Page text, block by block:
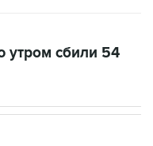
утром сбили 54